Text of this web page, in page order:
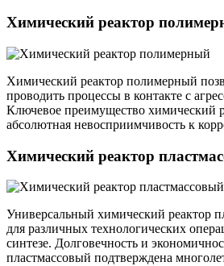
Химический реактор
Химический реактор полимерный
проводить процессы в контакте с
Ключевое преимущество химический
абсолютная невосприимчивость к
Химический реактор
Универсальный химический реактор
для различных технологических
синтезе. Долговечность и
пластмассовый подтверждена